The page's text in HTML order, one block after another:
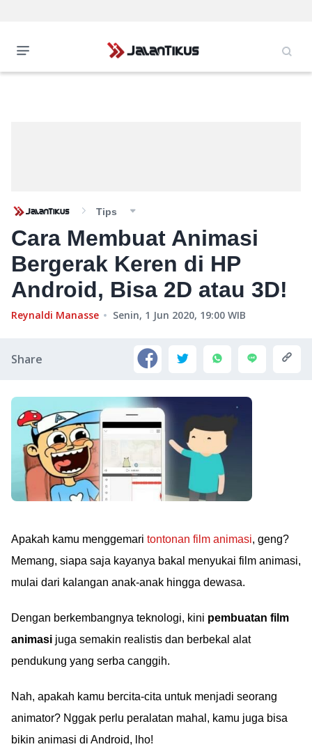
Tips
Cara Membuat Animasi
Bergerak Keren di HP
Android, Bisa 2D atau 3D!
Reynaldi Manasse Senin, 1 Jun 2020, 19:00 WIB
Share
Apakah kamu menggemari tontonan film animasi, geng?
Memang, siapa saja kayanya bakal menyukai film animasi,
mulai dari kalangan anak-anak hingga dewasa.
Dengan berkembangnya teknologi, kini pembuatan film
animasi juga semakin realistis dan berbekal alat
pendukung yang serba canggih.
Nah, apakah kamu bercita-cita untuk menjadi seorang
animator? Nggak perlu peralatan mahal, kamu juga bisa
bikin animasi di Android, lho!